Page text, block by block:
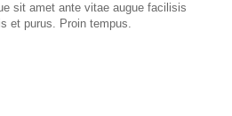
sit amet ante vitae augue facilisis
et purus. Proin tempus.